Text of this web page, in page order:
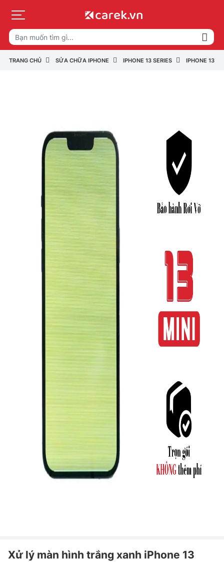
TRANG CHỦ SỬA CHỮA IPHONE IPHONE 13 SERIES IPHONE 13
Xử lý màn hình trắng xanh iPhone 13